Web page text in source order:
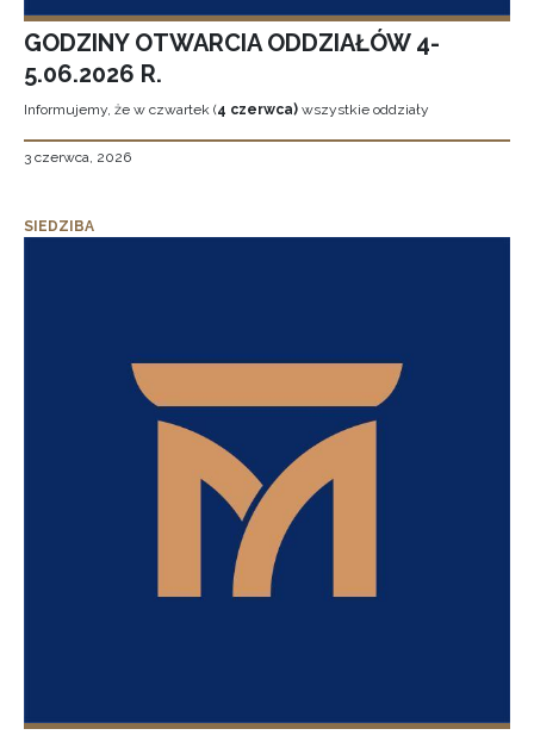
GODZINY OTWARCIA ODDZIAŁÓW 4-
5.06.2026 R.
Informujemy, że w czwartek (4 czerwca) wszystkie oddziały
3 czerwca, 2026
SIEDZIBA